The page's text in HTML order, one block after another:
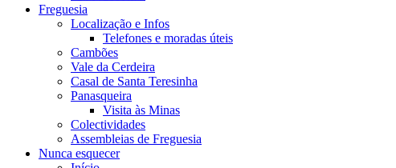
Freguesia
Localização e Infos
Telefones e moradas úteis
Cambões
Vale da Cerdeira
Casal de Santa Teresinha
Panasqueira
Visita às Minas
Colectividades
Assembleias de Freguesia
Nunca esquecer